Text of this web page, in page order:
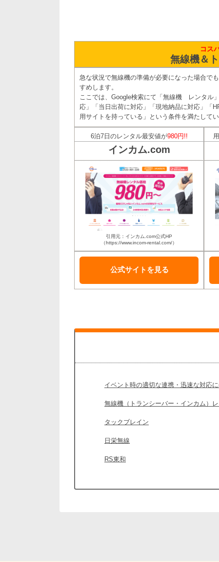
コス
無線機＆
急な状況で無線機の準備が必要になった場合で
すめします。
ここでは、Google検索にて「無線機 レンタル
応」「当日出荷に対応」「現地納品に対応」「
用サイトを持っている」という条件を満たして
6泊7日のレンタル最安値が980円!!
インカム.com
引用元：インカム.com公式HP
（https://www.incom-rental.com/）
公式サイトを見る
イベント時の適切な連携・迅速な対応
無線機（トランシーバー・インカム）
タックブレイン
日栄無線
RS東和